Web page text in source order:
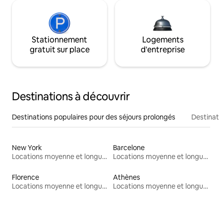
Stationnement
gratuit sur place
Logements
d'entreprise
Destinations à découvrir
Destinations populaires pour des séjours prolongés
New York
Locations moyenne et longue durée
Barcelone
Locations moyenne et longue durée
Florence
Locations moyenne et longue durée
Athènes
Locations moyenne et longue durée